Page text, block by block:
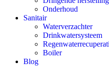
Onderhoud
Sanitair
Waterverzachter
Drinkwatersysteem
Boiler
Blog